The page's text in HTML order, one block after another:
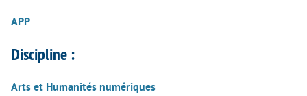
APP
Discipline :
Arts et Humanités numériques